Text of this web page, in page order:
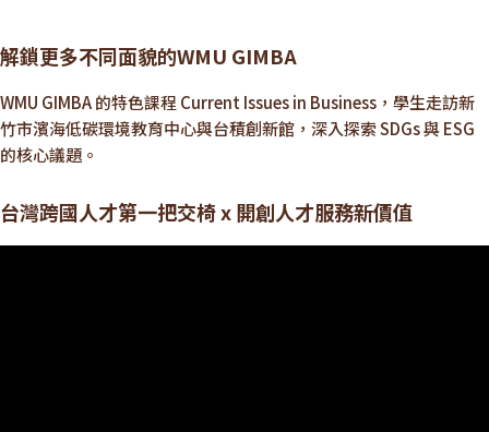
解鎖更多不同面貌的WMU GIMBA
WMU GIMBA 的特色課程 Current Issues in Business，學生走訪新
竹市濱海低碳環境教育中心與台積創新館，深入探索 SDGs 與 ESG
的核心議題。
台灣跨國人才第一把交椅 x 開創人才服務新價值